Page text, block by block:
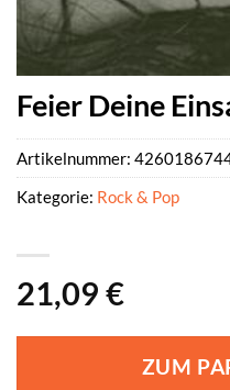
Feier Deine
21,09 €
ZUM
Artikelnummer:
Kategorie: Rock & Pop